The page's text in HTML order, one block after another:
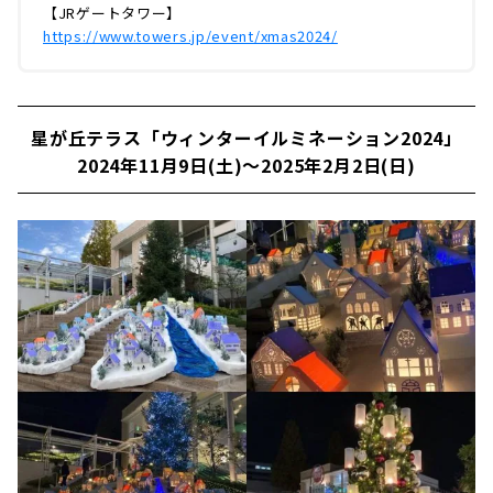
【JRゲートタワー】
https://www.towers.jp/event/xmas2024/
星が丘テラス「ウィンターイルミネーション2024」
2024年11月9日(土)〜2025年2月2日(日)